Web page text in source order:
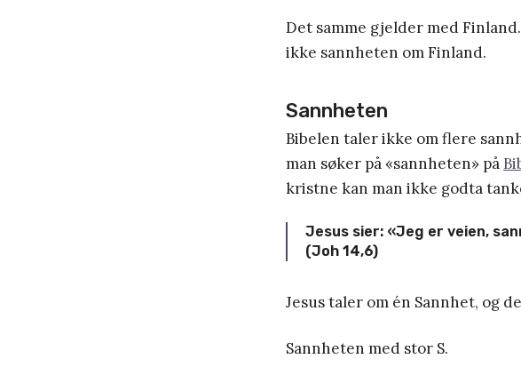
Det samme gjelder med
ikke sannheten om Finland.
Sannheten
Bibelen taler ikke om flere
man søker på «sannheten» på
kristne kan man ikke godta
Jesus sier: «Jeg er veien,
(Joh 14,6)
Jesus taler om én Sannhet, og
Sannheten med stor S.